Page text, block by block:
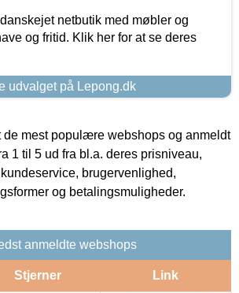
netbutik med møbler og
og fritid. Klik her for at se deres
udvalget på Lepong.dk
de mest populære webshops og anmeldt
1 til 5 ud fra bl.a. deres prisniveau,
brugervenlighed,
og betalingsmuligheder.
anmeldte webshops
Stjerner Link